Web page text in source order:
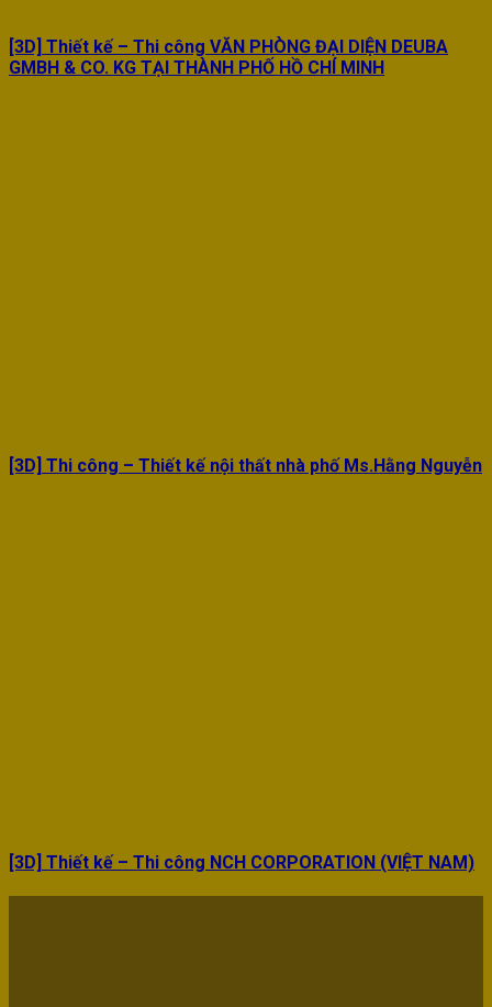
[3D] Thiết kế – Thi công VĂN PHÒNG ĐẠI DIỆN DEUBA
GMBH & CO. KG TẠI THÀNH PHỐ HỒ CHÍ MINH
[3D] Thi công – Thiết kế nội thất nhà phố Ms.Hằng Nguyễn
[3D] Thiết kế – Thi công NCH CORPORATION (VIỆT NAM)